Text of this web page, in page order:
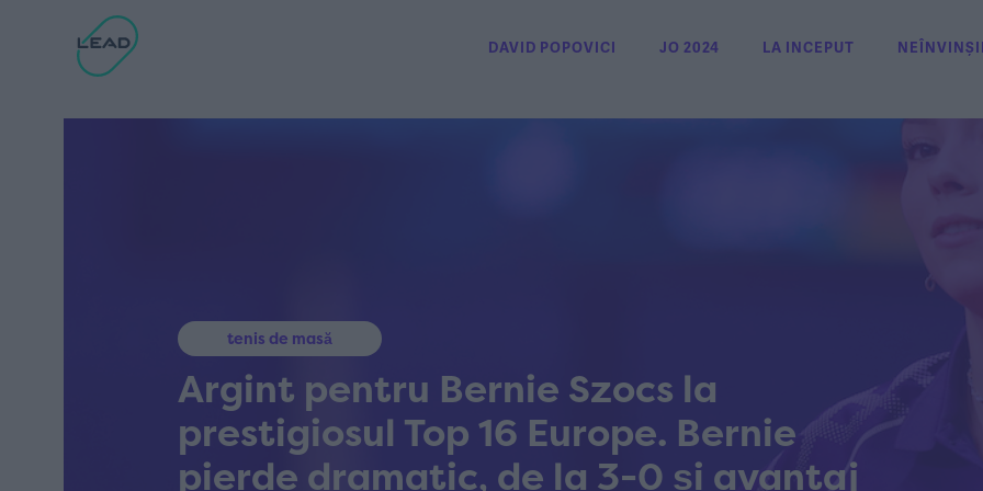
DAVID POPOVICI JO 2024 LA INCEPUT
tenis de masă
Argint pentru Bernie Szocs la
prestigiosul Top 16 Europe. Bernie
pierde dramatic, de la 3-0 și avantaj